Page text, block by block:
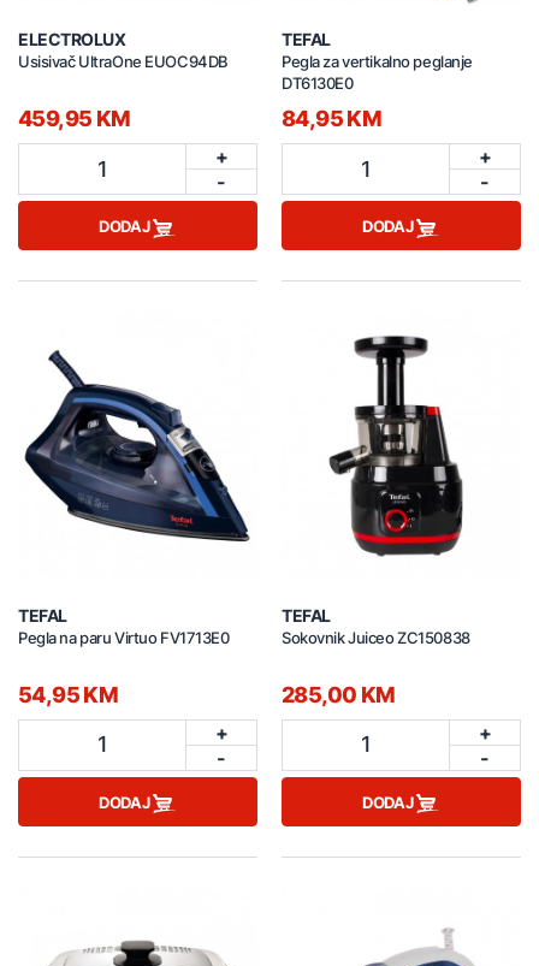
ELECTROLUX
Usisivač UltraOne EUOC94DB
459,95 KM
1
+
-
DODAJ
TEFAL
Pegla za vertikalno peglanje
DT6130E0
84,95 KM
1
+
-
DODAJ
TEFAL
Pegla na paru Virtuo FV1713E0
54,95 KM
1
+
-
DODAJ
TEFAL
Sokovnik Juiceo ZC150838
285,00 KM
1
+
-
DODAJ